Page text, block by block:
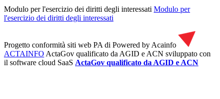
Modulo per l'esercizio dei diritti degli interessati Modulo per
l'esercizio dei diritti degli interessati
Progetto conformità siti web PA di Powered by Acainfo
ACTAINFO ActaGov qualificato da AGID e ACN sviluppato con
il software cloud SaaS ActaGov qualificato da AGID e ACN